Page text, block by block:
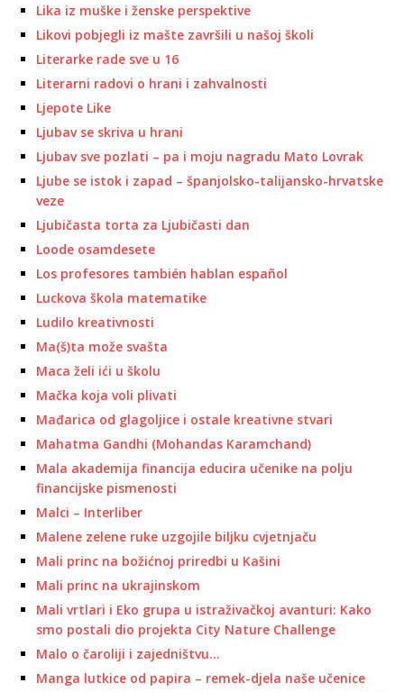
Lika iz muške i ženske perspektive
Likovi pobjegli iz mašte završili u našoj školi
Literarke rade sve u 16
Literarni radovi o hrani i zahvalnosti
Ljepote Like
Ljubav se skriva u hrani
Ljubav sve pozlati – pa i moju nagradu Mato Lovrak
Ljube se istok i zapad – španjolsko-talijansko-hrvatske
veze
Ljubičasta torta za Ljubičasti dan
Loode osamdesete
Los profesores también hablan español
Luckova škola matematike
Ludilo kreativnosti
Ma(š)ta može svašta
Maca želi ići u školu
Mačka koja voli plivati
Mađarica od glagoljice i ostale kreativne stvari
Mahatma Gandhi (Mohandas Karamchand)
Mala akademija financija educira učenike na polju
financijske pismenosti
Malci – Interliber
Malene zelene ruke uzgojile biljku cvjetnjaču
Mali princ na božićnoj priredbi u Kašini
Mali princ na ukrajinskom
Mali vrtlari i Eko grupa u istraživačkoj avanturi: Kako
smo postali dio projekta City Nature Challenge
Malo o čaroliji i zajedništvu…
Manga lutkice od papira – remek-djela naše učenice